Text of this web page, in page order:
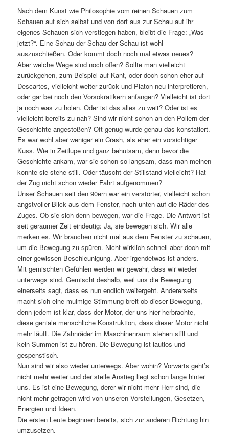
Nach dem Kunst wie Philosophie vom reinen Schauen zum
Schauen auf sich selbst und von dort aus zur Schau auf ihr
eigenes Schauen sich verstiegen haben, bleibt die Frage: „Was
jetzt?“. Eine Schau der Schau der Schau ist wohl
auszuschließen. Oder kommt doch noch mal etwas neues?
Aber welche Wege sind noch offen? Sollte man vielleicht
zurückgehen, zum Beispiel auf Kant, oder doch schon eher auf
Descartes, vielleicht weiter zurück und Platon neu interpretieren,
oder gar bei noch den Vorsokratikern anfangen? Vielleicht ist dort
ja noch was zu holen. Oder ist das alles zu weit? Oder ist es
vielleicht bereits zu nah? Sind wir nicht schon an den Pollern der
Geschichte angestoßen? Oft genug wurde genau das konstatiert.
Es war wohl aber weniger ein Crash, als eher ein vorsichtiger
Kuss. Wie in Zeitlupe und ganz behutsam, denn bevor die
Geschichte ankam, war sie schon so langsam, dass man meinen
konnte sie stehe still. Oder täuscht der Stillstand vielleicht? Hat
der Zug nicht schon wieder Fahrt aufgenommen?
Unser Schauen seit den 90ern war ein verstörter, vielleicht schon
angstvoller Blick aus dem Fenster, nach unten auf die Räder des
Zuges. Ob sie sich denn bewegen, war die Frage. Die Antwort ist
seit geraumer Zeit eindeutig: Ja, sie bewegen sich. Wir alle
merken es. Wir brauchen nicht mal aus dem Fenster zu schauen,
um die Bewegung zu spüren. Nicht wirklich schnell aber doch mit
einer gewissen Beschleunigung. Aber irgendetwas ist anders.
Mit gemischten Gefühlen werden wir gewahr, dass wir wieder
unterwegs sind. Gemischt deshalb, weil uns die Bewegung
einerseits sagt, dass es nun endlich weitergeht. Andererseits
macht sich eine mulmige Stimmung breit ob dieser Bewegung,
denn jedem ist klar, dass der Motor, der uns hier herbrachte,
diese geniale menschliche Konstruktion, dass dieser Motor nicht
mehr läuft. Die Zahnräder im Maschinenraum stehen still und
kein Summen ist zu hören. Die Bewegung ist lautlos und
gespenstisch.
Nun sind wir also wieder unterwegs. Aber wohin? Vorwärts geht’s
nicht mehr weiter und der steile Anstieg liegt schon lange hinter
uns. Es ist eine Bewegung, derer wir nicht mehr Herr sind, die
nicht mehr getragen wird von unseren Vorstellungen, Gesetzen,
Energien und Ideen.
Die ersten Leute beginnen bereits, sich zur anderen Richtung hin
umzusetzen.